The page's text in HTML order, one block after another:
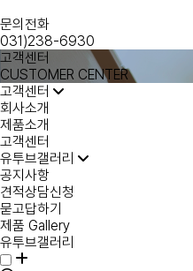
문의전화
031)238-6930
고객센터
CUSTOMER CENTER
고객센터
회사소개
제품소개
고객센터
유투브갤러리
공지사항
견적상담신청
묻고답하기
제품 Gallery
유투브갤러리